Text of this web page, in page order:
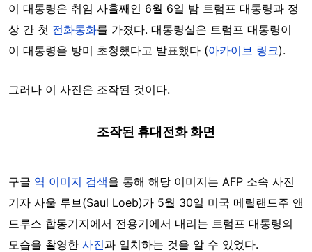
이 대통령은 취임 사흘째인 6월 6일 밤 트럼프 대통령과 정
상 간 첫 전화통화를 가졌다. 대통령실은 트럼프 대통령이
이 대통령을 방미 초청했다고 발표했다 (아카이브 링크).
그러나 이 사진은 조작된 것이다.
조작된 휴대전화 화면
구글 역 이미지 검색을 통해 해당 이미지는 AFP 소속 사진
기자 사울 루브(Saul Loeb)가 5월 30일 미국 메릴랜드주 앤
드루스 합동기지에서 전용기에서 내리는 트럼프 대통령의
모습을 촬영한 사진과 일치하는 것을 알 수 있었다.